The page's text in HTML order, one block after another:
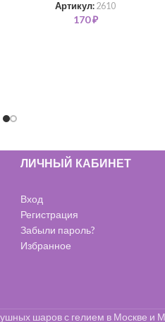
Артикул: 2610
170₽
ЛИЧНЫЙ КАБИНЕТ
Вход
Регистрация
Забыли пароль?
Избранное
шаров с гелием в Москве и